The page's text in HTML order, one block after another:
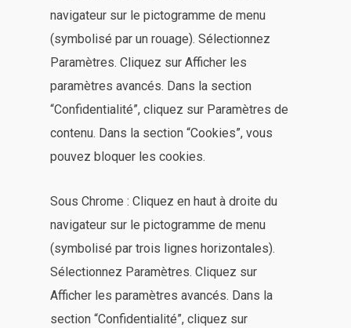
navigateur sur le pictogramme de menu
(symbolisé par un rouage). Sélectionnez
Paramètres. Cliquez sur Afficher les
paramètres avancés. Dans la section
“Confidentialité”, cliquez sur Paramètres de
contenu. Dans la section “Cookies”, vous
pouvez bloquer les cookies.
Sous Chrome : Cliquez en haut à droite du
navigateur sur le pictogramme de menu
(symbolisé par trois lignes horizontales).
Sélectionnez Paramètres. Cliquez sur
Afficher les paramètres avancés. Dans la
section “Confidentialité”, cliquez sur